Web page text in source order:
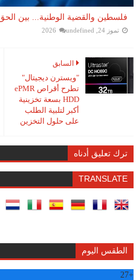
فلسطين والقضية الوطنية... بين
تموز 24, 2026 undefined
السابق
"ويسترن ديجيتال"
تطرح أقراص ePMR
HDD بسعة تخزينية
أكبر لتلبية الطلب
على حلول التخزين
ترك تعليق أدناه
TRANSLATE
الطقس اليوم
+
27